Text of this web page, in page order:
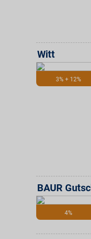
3% + 12%
Witt
4%
BAUR